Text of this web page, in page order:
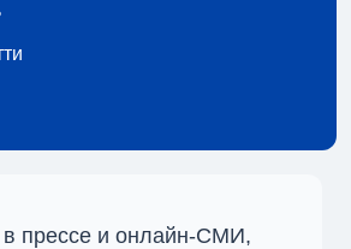
в прессе и онлайн-СМИ,